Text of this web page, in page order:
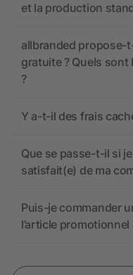
et la production
allbranded propose-
gratuite ? Quels sont
?
Y a-t-il des frais
Que se passe-t-il si
satisfait(e) de ma
Puis-je commander
l’article promotionnel